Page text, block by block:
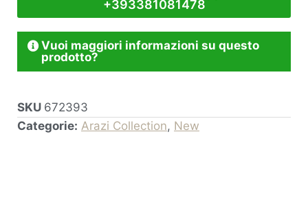
+393381081478
Vuoi maggiori informazioni su questo
prodotto?
SKU 672393
Categorie: Arazi Collection, New